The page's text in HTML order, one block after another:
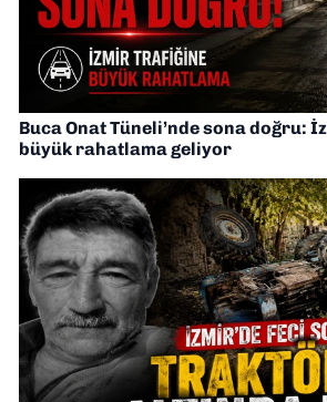
Buca Onat Tüneli’nde sona doğru:
büyük rahatlama geliyor